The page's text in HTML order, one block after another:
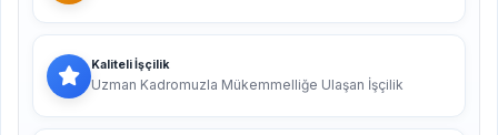
Kaliteli İşçilik
Uzman Kadromuzla Mükemmelliğe Ulaşan İşçilik